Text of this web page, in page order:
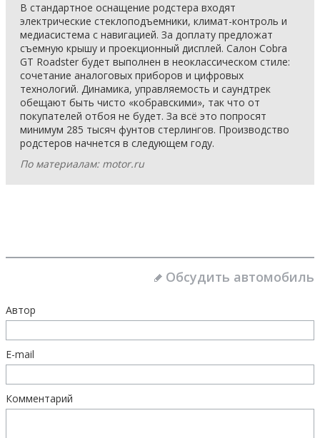
В стандартное оснащение родстера входят
электрические стеклоподъемники, климат-контроль и
медиасистема с навигацией. За доплату предложат
съемную крышу и проекционный дисплей. Салон Cobra
GT Roadster будет выполнен в неоклассическом стиле:
сочетание аналоговых приборов и цифровых
технологий. Динамика, управляемость и саундтрек
обещают быть чисто «кобравскими», так что от
покупателей отбоя не будет. За всё это попросят
минимум 285 тысяч фунтов стерлингов. Производство
родстеров начнется в следующем году.
По материалам: motor.ru
Обсудить автомобиль
Автор
E-mail
Комментарий